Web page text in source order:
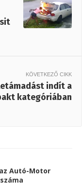
KÖVETKEZŐ CIKK
indít a
kategóriában
Autó-Motor